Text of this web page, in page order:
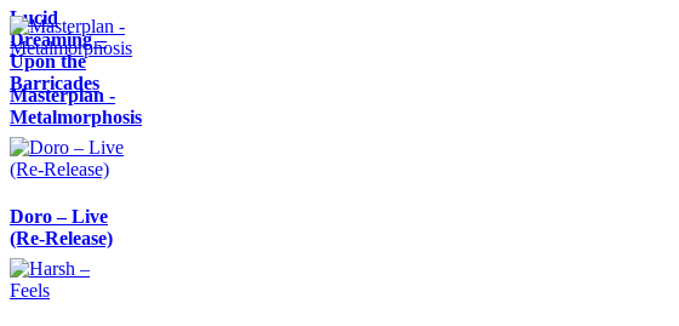
Lucid
Dreaming –
Upon the
Barricades
Masterplan -
Metalmorphosis
Doro – Live
(Re-Release)